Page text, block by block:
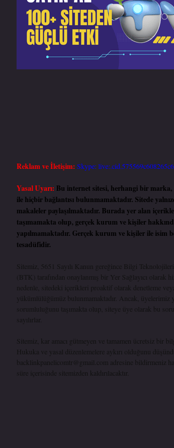
Reklam ve İletişim: Skype:
Yasal Uyarı: Bu internet sitesi, herhangi bir
ile hiçbir bağlantısı bulunmamaktadır. Sitede
makaleler paylaşılmaktadır. Burada yer alan
taşımamakta olup, gerçek kurum ve kişiler
yapılmamaktadır. Gerçek kurum ve kişiler ile isim
tesadüfidir.
Sitemiz, 5651 Sayılı Kanun gereğince Bilgi
(BTK) tarafından onaylanmış bir Yer Sağlayıcı olarak
nedenle, sitedeki içerikleri proaktif olarak denetleme veya
yükümlülüğümüz bulunmamaktadır. Ancak, üyelerimiz
sorumluluğunu taşımakta olup, siteye üye olarak bu
sayılırlar.
Sitemiz, kar amacı gütmeyen ve tamamen ücretsiz bir
Hukuka ve yasal düzenlemelere aykırı olduğunu
backlinkpanelicomtr@gmail.com
adresine bildirmeniz
süre içerisinde sitemizden kaldırılacaktır.